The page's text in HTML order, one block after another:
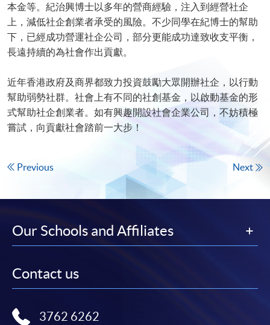
本金等。紀治興博士以多年的營商經驗，注入到經營社企
上，減低社企創業者承受的風險。不少同學在紀博士的幫助
下，已經成功營運社企公司，部分更能成功達致收支平衡，
長遠持續的為社會作出貢獻。
近年香港政府及商界都致力投資鼓勵大眾開辦社企，以行動
幫助弱勢社群。社會上有不同的社創基金，以啟動基金的形
式幫助社企創業者。如有興趣開設社會企業公司，不妨積極
嘗試，向貢獻社會踏前一大步！
Previous Next
Our Schools and Affiliates
Contact us
3762 6262